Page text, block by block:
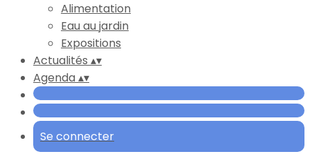
Alimentation
Eau au jardin
Expositions
Actualités ▴▾
Agenda▴▾
Se connecter